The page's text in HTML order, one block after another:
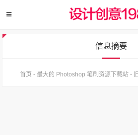
信息摘要
首页 - 最大的 Photoshop 笔刷资源下载站-